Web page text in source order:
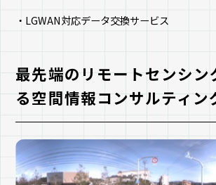
・LGWAN対応データ交換サービス
最先端のリモートセンシン
る空間情報コンサルティン